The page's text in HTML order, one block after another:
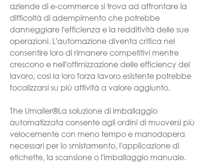
aziende di e-commerce si trova ad affrontare la
difficoltà di adempimento che potrebbe
danneggiare l'efficienza e la redditività delle sue
operazioni. L'automazione diventa critica nel
consentire loro di rimanere competitivi mentre
crescono e nell'ottimizzazione delle efficiency del
lavoro, così la loro forza lavoro esistente potrebbe
focalizzarsi su più attività a valore aggiunto.
The Umailer®La soluzione di imballaggio
automatizzata consente agli ordini di muoversi più
velocemente con meno tempo e manodopera
necessari per lo smistamento, l'applicazione di
etichette, la scansione o l'imballaggio manuale.